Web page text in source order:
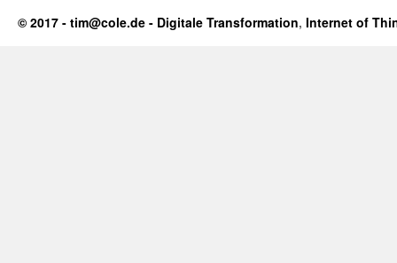
© 2017 - tim@cole.de - Digitale Transformation, Internet of